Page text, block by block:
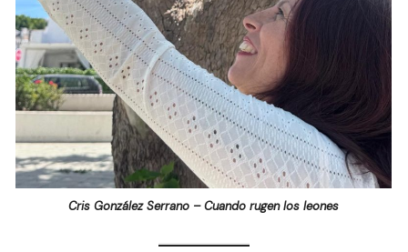
Cris González Serrano – Cuando rugen los leones